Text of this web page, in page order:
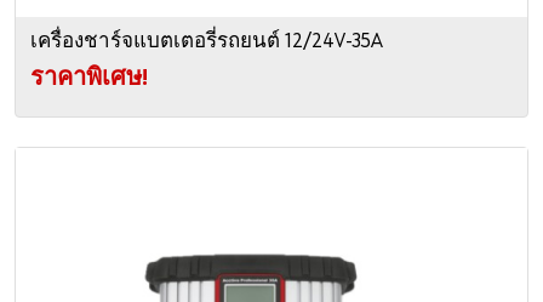
เครื่องชาร์จแบตเตอรี่รถยนต์ 12/24V-35A
ราคาพิเศษ!